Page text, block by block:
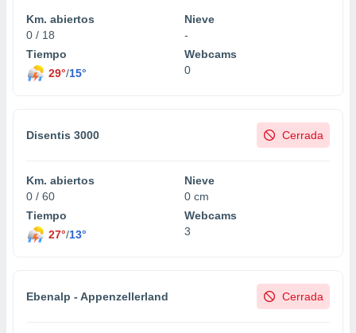
Km. abiertos
0 / 18
Nieve
-
Tiempo
29°/15°
Webcams
0
Disentis 3000 Cerrada
Km. abiertos
0 / 60
Nieve
0 cm
Tiempo
27°/13°
Webcams
3
Ebenalp - Appenzellerland Cerrada